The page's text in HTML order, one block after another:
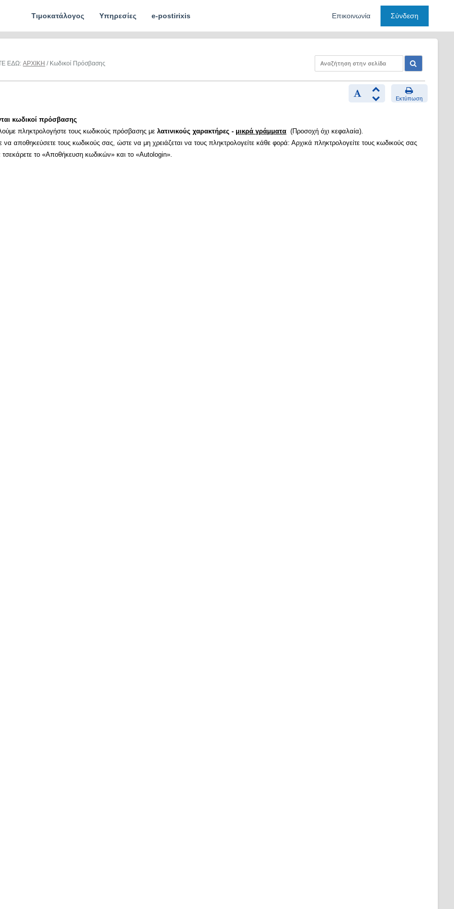
Τιμοκατάλογος Υπηρεσίες e-postirixis Επικοινωνία Σύνδεση
ΕΔΩ:ΑΡΧΙΚΗ / Κωδικοί Πρόσβασης
Εκτύπωση
κωδικοί πρόσβασης
πληκτρολογήστε τους κωδικούς πρόσβασης μελατινικούς χαρακτήρες - μικρά γράμματα (Προσοχή όχι κεφαλαία).
να αποθηκεύσετε τους κωδικούς σας, ώστε να μη χρειάζεται να τους πληκτρολογείτε κάθε φορά: Αρχικά πληκτρολογείτε τους κωδικούς σας
τσεκάρετε το «Αποθήκευση κωδικών» και το «Autologin».